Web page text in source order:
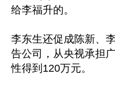
给李福升的。
李东生还促成陈新、
告公司，从央视承担
性得到120万元。